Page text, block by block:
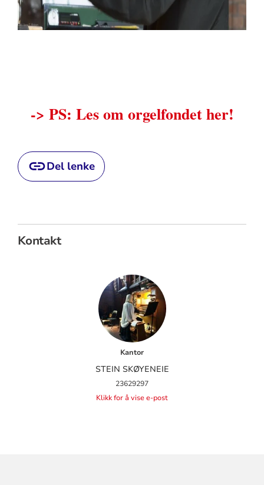
-> PS: Les om orgelfondet her!
Del lenke
Kontakt
Kantor
STEIN SKØYENEIE
23629297
Klikk for å vise e-post